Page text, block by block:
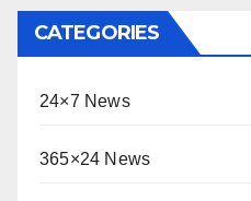
CATEGORIES
24×7 News
365×24 News